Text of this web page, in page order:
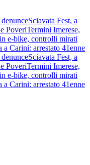
Sciavata Fest, a
PoveriTermini Imerese,
e-bike, controlli mirati
a Carini: arrestato 41enne
Sciavata Fest, a
PoveriTermini Imerese,
e-bike, controlli mirati
a Carini: arrestato 41enne